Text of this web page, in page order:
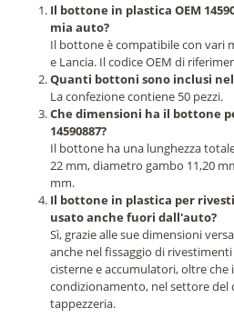
Il bottone in plastica OEM
mia auto?
Il bottone è compatibile con vari
e Lancia. Il codice OEM di
Quanti bottoni sono inclusi
La confezione contiene 50 pezzi.
Che dimensioni ha il bottone
14590887?
Il bottone ha una lunghezza
22 mm, diametro gambo 11,20
mm.
Il bottone in plastica per
usato anche fuori dall'auto?
Sì, grazie alle sue dimensioni
anche nel fissaggio di
cisterne e accumulatori, oltre
condizionamento, nel settore del
tappezzeria.